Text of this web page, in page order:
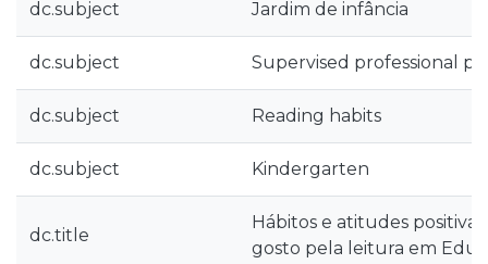
dc.subject Jardim de infância
dc.subject Supervised professional
dc.subject Reading habits
dc.subject Kindergarten
dc.title
Hábitos e atitudes
gosto pela leitura em